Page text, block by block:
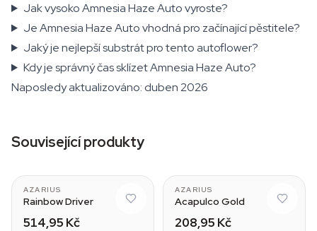
Jak vysoko Amnesia Haze Auto vyroste?
Je Amnesia Haze Auto vhodná pro začínající pěstitele?
Jaký je nejlepší substrát pro tento autoflower?
Kdy je správný čas sklízet Amnesia Haze Auto?
Naposledy aktualizováno: duben 2026
Související produkty
AZARIUS
Rainbow Driver
514,95 Kč
AZARIUS
Acapulco Gold
208,95 Kč